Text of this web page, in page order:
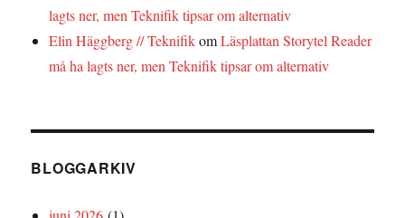
lagts ner, men Teknifik tipsar om alternativ
Elin Häggberg // TeknifikomLäsplattan Storytel Reader
må ha lagts ner, men Teknifik tipsar om alternativ
BLOGGARKIV